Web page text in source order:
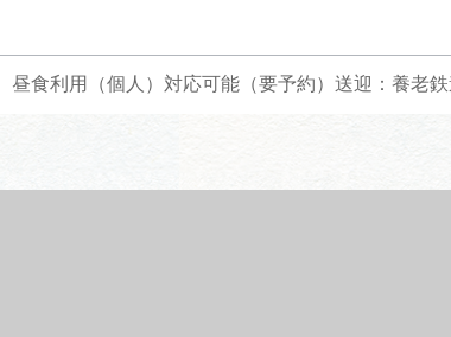
昼食利用（個人）対応可能（要予約）送迎：養老